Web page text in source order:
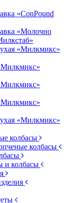
«ConPound
«Молочно
«Милкмикс»
«Милкмикс»
колбасы
колбасы
и колбасы